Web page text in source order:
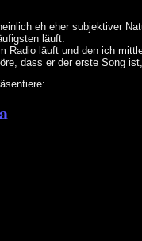
eh eher subjektiver
läuft.
Radio läuft und den ich
dass er der erste Song